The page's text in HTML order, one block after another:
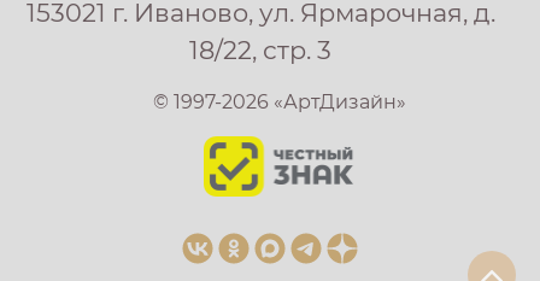
153021 г. Иваново, ул. Ярмарочная, д.
18/22, стр. 3
© 1997-2026 «АртДизайн»